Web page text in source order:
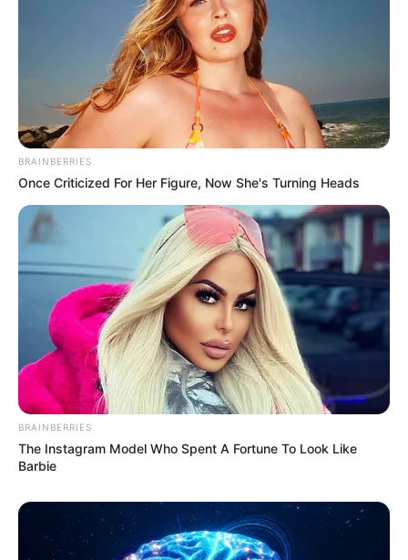
BRAINBERRIES
Once Criticized For Her Figure, Now She's Turning Heads
BRAINBERRIES
The Instagram Model Who Spent A Fortune To Look Like
Barbie